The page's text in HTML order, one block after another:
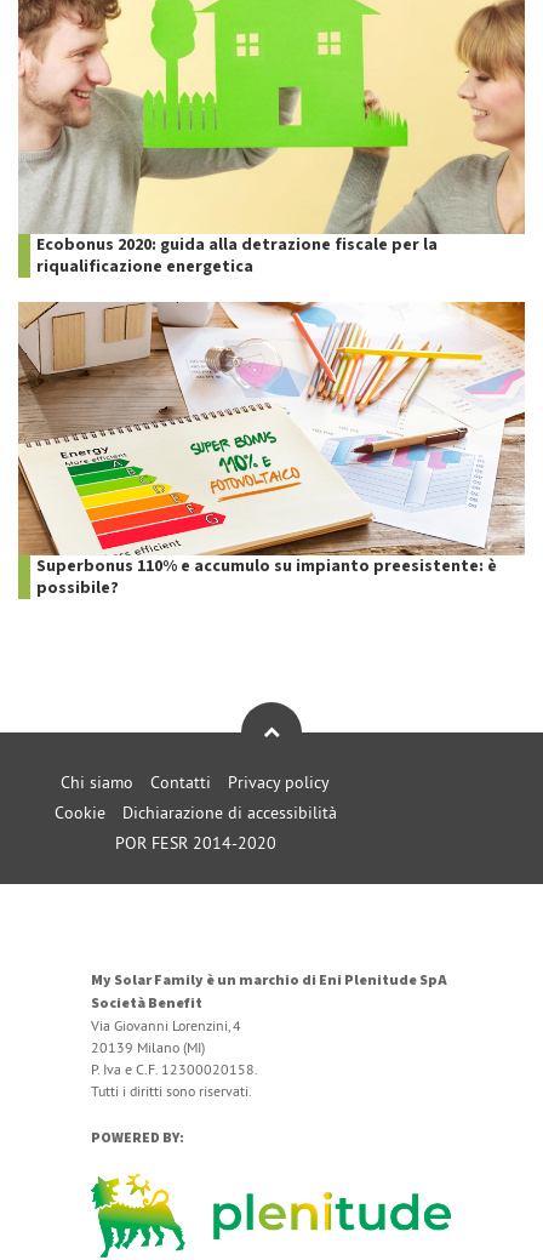
Ecobonus 2020: guida alla detrazione fiscale per la
riqualificazione energetica
Superbonus 110% e accumulo su impianto preesistente: è
possibile?
Chi siamo Contatti
Privacy policy
Cookie
Dichiarazione di accessibilità
POR FESR 2014-2020
My Solar Family è un marchio di Eni Plenitude SpA
Società Benefit
Via Giovanni Lorenzini, 4
20139 Milano (MI)
P. Iva e C.F. 12300020158.
Tutti i diritti sono riservati.
POWERED BY: